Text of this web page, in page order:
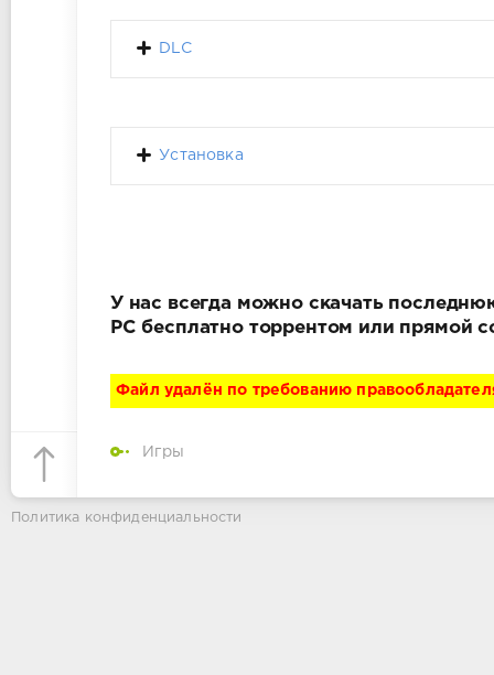
DLC
Установка
У нас всегда можно скачать
PC бесплатно торрентом или прямой
Файл удалён по требованию
Игры
Политика конфиденциальности